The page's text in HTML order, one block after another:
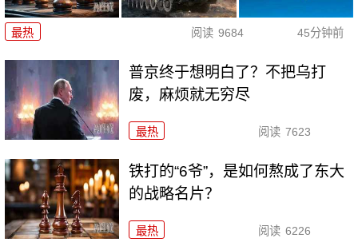
最热 阅读 9684 45分钟前
普京终于想明白了？不把乌打
废，麻烦就无穷尽
最热 阅读 7623
铁打的“6爷”，是如何熬成了东大
的战略名片？
最热 阅读 6226